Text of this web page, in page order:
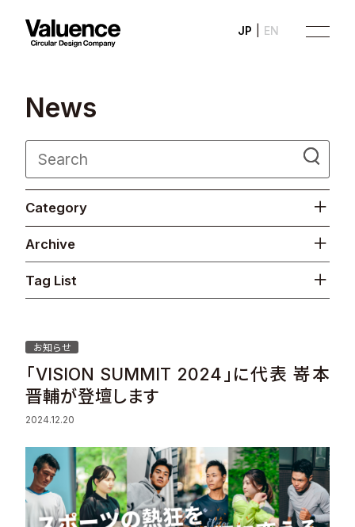
EN
JP
Company
Philosophy
Business
Investor Relations
Sustainability
Recruit
Contact
News
Category
Archive
Tag List
お知らせ
「VISION SUMMIT 2024」に代表 嵜本
晋輔が登壇します
2024.12.20